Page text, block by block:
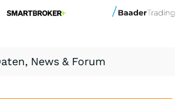
News & Forum